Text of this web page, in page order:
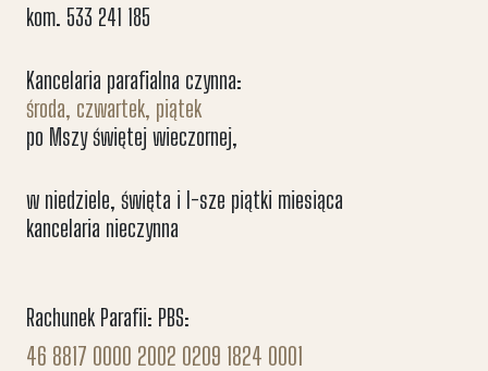
kom. 533 241 185
Kancelaria parafialna czynna:
środa, czwartek, piątek
po Mszy świętej wieczornej,
w niedziele, święta i I-sze piątki miesiąca
kancelaria nieczynna
Rachunek Parafii: PBS:
46 8817 0000 2002 0209 1824 0001